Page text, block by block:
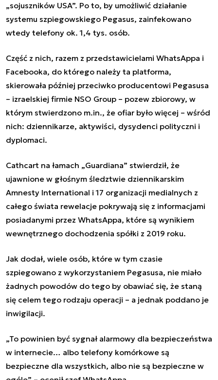
„sojuszników USA”. Po to, by umożliwić działanie
systemu szpiegowskiego Pegasus, zainfekowano
wtedy telefony ok. 1,4 tys. osób.
Część z nich, razem z przedstawicielami WhatsAppa i
Facebooka, do którego należy ta platforma,
skierowała później przeciwko producentowi Pegasusa
– izraelskiej firmie NSO Group – pozew zbiorowy, w
którym stwierdzono m.in., że ofiar było więcej – wśród
nich: dziennikarze, aktywiści, dysydenci polityczni i
dyplomaci.
Cathcart na łamach „Guardiana” stwierdził, że
ujawnione w głośnym śledztwie dziennikarskim
Amnesty International i 17 organizacji medialnych z
całego świata rewelacje pokrywają się z informacjami
posiadanymi przez WhatsAppa, które są wynikiem
wewnętrznego dochodzenia spółki z 2019 roku.
Jak dodał, wiele osób, które w tym czasie
szpiegowano z wykorzystaniem Pegasusa, nie miało
żadnych powodów do tego by obawiać się, że staną
się celem tego rodzaju operacji – a jednak poddano je
inwigilacji.
„To powinien być sygnał alarmowy dla bezpieczeństwa
w internecie… albo telefony komórkowe są
bezpieczne dla wszystkich, albo nie są bezpieczne w